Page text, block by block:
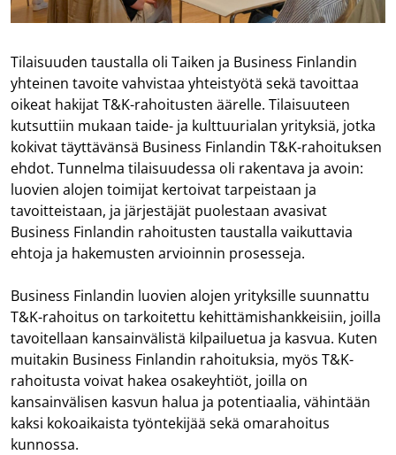
Tilaisuuden taustalla oli Taiken ja Business Finlandin
yhteinen tavoite vahvistaa yhteistyötä sekä tavoittaa
oikeat hakijat T&K-rahoitusten äärelle. Tilaisuuteen
kutsuttiin mukaan taide- ja kulttuurialan yrityksiä, jotka
kokivat täyttävänsä Business Finlandin T&K-rahoituksen
ehdot. Tunnelma tilaisuudessa oli rakentava ja avoin:
luovien alojen toimijat kertoivat tarpeistaan ja
tavoitteistaan, ja järjestäjät puolestaan avasivat
Business Finlandin rahoitusten taustalla vaikuttavia
ehtoja ja hakemusten arvioinnin prosesseja.
Business Finlandin luovien alojen yrityksille suunnattu
T&K-rahoitus on tarkoitettu kehittämishankkeisiin, joilla
tavoitellaan kansainvälistä kilpailuetua ja kasvua. Kuten
muitakin Business Finlandin rahoituksia, myös T&K-
rahoitusta voivat hakea osakeyhtiöt, joilla on
kansainvälisen kasvun halua ja potentiaalia, vähintään
kaksi kokoaikaista työntekijää sekä omarahoitus
kunnossa.